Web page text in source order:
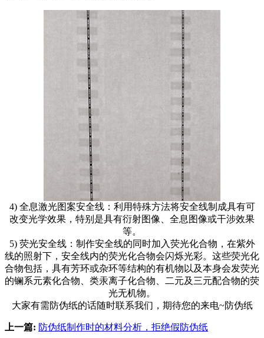
4) 全息激光图案安全线：利用特殊方法将安全线制成具有可
改变光学效果，特别是具有衍射图像、全息图像或干涉效果
等。
5) 荧光安全线：制作安全线的同时加入荧光化合物，在紫外
线的照射下，安全线内的荧光化合物会闪烁光彩。这些荧光化
合物包括，具有芳环或杂环等结构的有机物以及本身会发荧光
的镧系元素化合物、类汞离子化合物、二元及三元配合物的荧
光无机物。
大家有需防伪纸的话随时联系我们，期待您的来电~防伪纸
上一篇: 防伪纸制作时的材料分析，拒绝假防伪纸